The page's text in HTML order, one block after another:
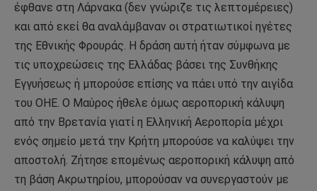
έφθανε στη Λάρνακα (δεν γνώριζε τις λεπτομέρειες)
και από εκεί θα αναλάμβαναν οι στρατιωτικοί ηγέτες
της Εθνικής Φρουράς. Η δράση αυτή ήταν σύμφωνα με
τις υποχρεώσεις της Ελλάδας βάσει της Συνθήκης
Εγγυήσεως ή μπορούσε επίσης να πάει υπό την αιγίδα
του ΟΗΕ. Ο Μαύρος ήθελε όμως αεροπορική κάλυψη
από την Βρετανία γιατί η Ελληνική Αεροπορία μέχρι
ενός σημείο μετά την Κρήτη μπορούσε να καλύψει την
αποστολή. Ζήτησε επομένως αεροπορική κάλυψη από
τη βάση Ακρωτηρίου, μπορούσαν να συνεργαστούν με